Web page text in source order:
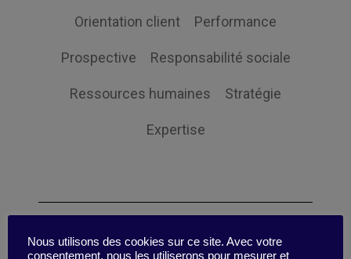
Orientation client Performance
Prospective Responsabilité sociale
Ressources humaines Stratégie
Expertise
Themes
Nous utilisons des cookies sur ce site. Avec votre
consentement, nous les utiliserons pour mesurer et